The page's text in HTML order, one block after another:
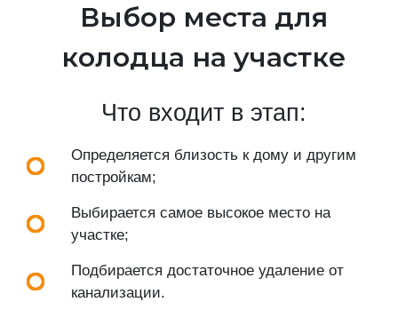
Выбор места для
колодца на участке
Что входит в этап:
Определяется близость к дому и другим
постройкам;
Выбирается самое высокое место на
участке;
Подбирается достаточное удаление от
канализации.